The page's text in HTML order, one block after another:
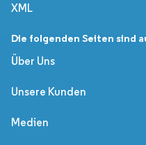
XML
Die folgenden Seiten sind
Über Uns
Unsere Kunden
Medien